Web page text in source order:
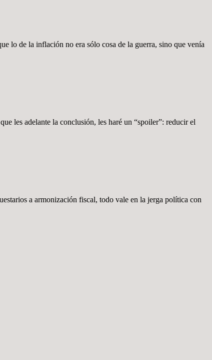
lo de la inflación no era sólo cosa de la guerra, sino que venía
les adelante la conclusión, les haré un “spoiler”: reducir el
a armonización fiscal, todo vale en la jerga política con